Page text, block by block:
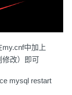
中加上
修改）即可
mysql restart